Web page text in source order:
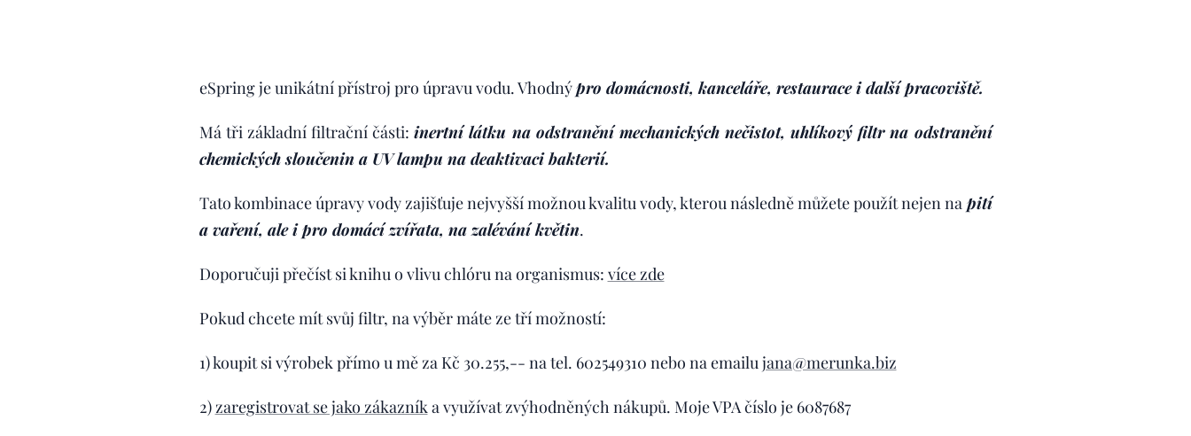
eSpring je unikátní přístroj pro úpravu vodu. Vhodnýpro domácnosti, kanceláře, restaurace i další pracoviště.
Má tři základní filtrační části:inertní látku na odstranění mechanických nečistot, uhlíkový filtr na odstranění
chemických sloučenin a UV lampu na deaktivaci bakterií.
Tato kombinace úpravy vody zajišťuje nejvyšší možnou kvalitu vody, kterou následně můžete použít nejen na pití
a vaření, ale i pro domácí zvířata, na zalévání květin.
Doporučuji přečíst si knihu o vlivu chlóru na organismus: více zde
Pokud chcete mít svůj filtr, na výběr máte ze tří možností:
1) koupit si výrobek přímo u mě za Kč 30.255,-- na tel. 602549310 nebo na emailujana@merunka.biz
2) zaregistrovat se jako zákazníka využívat zvýhodněných nákupů. Moje VPA číslo je 6087687